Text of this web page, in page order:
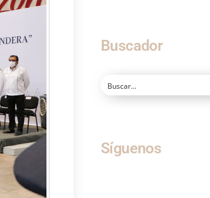
Buscador
Síguenos